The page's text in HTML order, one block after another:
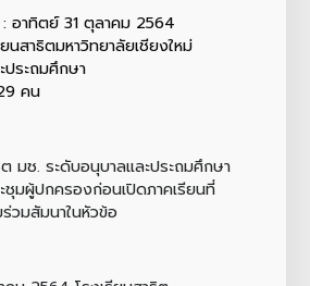
: อาทิตย์ 31 ตุลาคม 2564
นสาธิตมหาวิทยาลัยเชียงใหม่
ประถมศึกษา
คน